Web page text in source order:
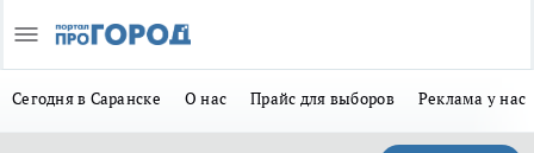
Сегодня в Саранске О нас Прайс для выборов Реклама у нас